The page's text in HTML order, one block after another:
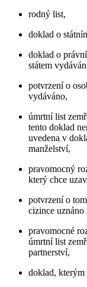
rodný list,
doklad o
doklad o
státem
potvrzení o
vydáváno,
úmrtní list
tento doklad
uvedena v
manželství,
pravomocný
který chce
potvrzení o
cizince uznáno
pravomocné
úmrtní list
partnerství,
doklad, kterým